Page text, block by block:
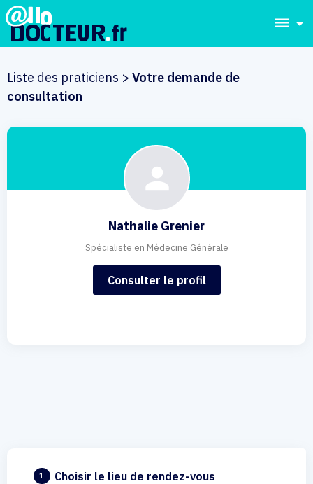
dehaze
Liste des praticiens > Votre demande de
consultation
Nathalie Grenier
Spécialiste en Médecine Générale
Consulter le profil
1 Choisir le lieu de rendez-vous